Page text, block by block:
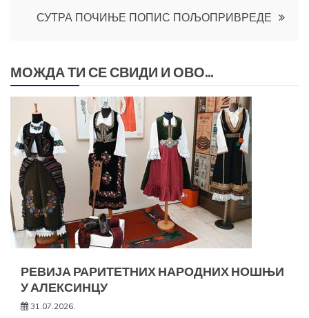
СУТРА ПОЧИЊЕ ПОПИС ПОЉОПРИВРЕДЕ
МОЖДА ТИ СЕ СВИДИ И ОВО...
РЕВИЈА РАРИТЕТНИХ НАРОДНИХ НОШЊИ
У АЛЕКСИНЦУ
31.07.2026.